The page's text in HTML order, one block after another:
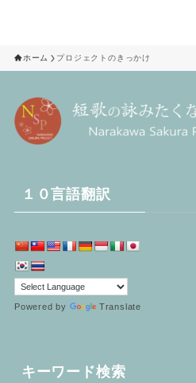
ホーム プロジェクトのきっかけ
１０言語翻訳
Powered by Translate
キーワード検索